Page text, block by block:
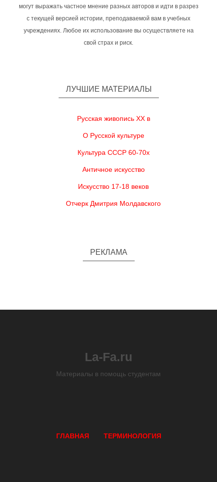
могут выражать частное мнение разных авторов и идти в разрез
с текущей версией истории, преподаваемой вам в учебных
учреждениях. Любое их использование вы осуществляете на
свой страх и риск.
ЛУЧШИЕ МАТЕРИАЛЫ
Русская живопись XX в
О Русской культуре
Культура СССР 60-70х
Античное искусство
Искусство 17-18 веков
Отчерк Дмитрия Молдавского
РЕКЛАМА
La-Fa.ru
Материалы в помощь студентам
ГЛАВНАЯ ТЕРМИНОЛОГИЯ